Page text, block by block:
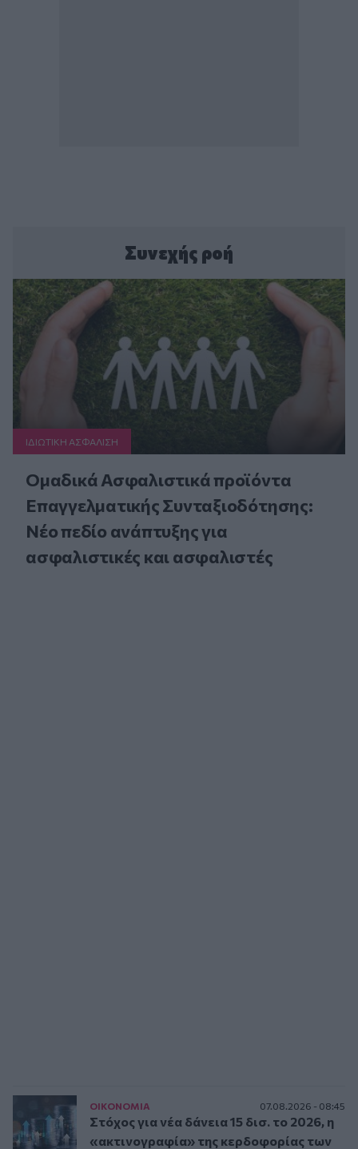
Συνεχής ροή
ΙΔΙΩΤΙΚΗ ΑΣΦAΛΙΣΗ
Ομαδικά Ασφαλιστικά προϊόντα
Επαγγελματικής Συνταξιοδότησης:
Νέο πεδίο ανάπτυξης για
ασφαλιστικές και ασφαλιστές
ΟΙΚΟΝΟΜΙΑ 07.08.2026 - 08:45
Στόχος για νέα δάνεια 15 δισ. το 2026, η
«ακτινογραφία» της κερδοφορίας των